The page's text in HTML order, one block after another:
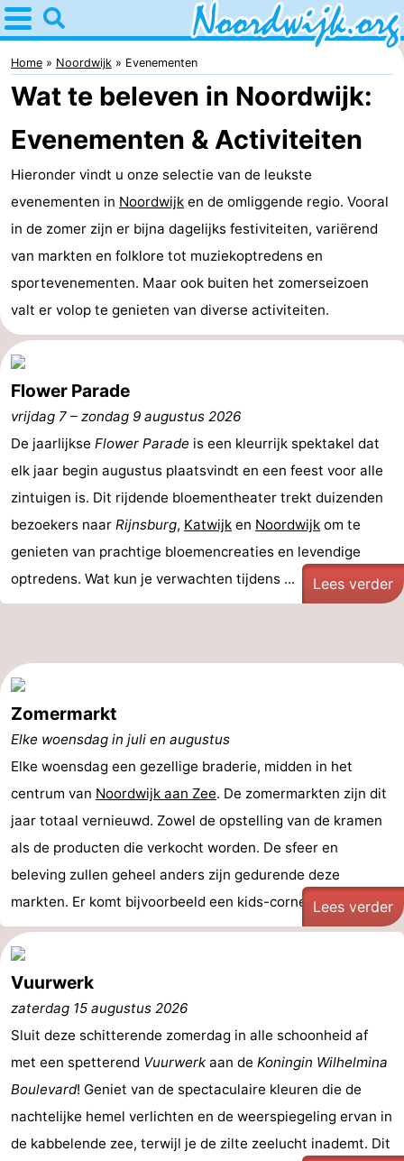
Home
Noordwijk
Tips
Voor
kinderen
Overnachten
Appartementen
Bed
(&
breakfasts)
Campings
Hotels
Vakantiehuizen
-
De
Gouden
Spar
-
De
Noordduinen
-
Duinresort
Dunimar
-
Noordwijkse
-
du
Soleil
minutes
Strand
Zien
doen
Bezienswaardigheden
-
Musea
-
Monumenten
-
Uitkijkpunten
Attracties
-
Rondvaarten
-
Speeltuinen
-
Binnenspeeltuinen
Experiences
Wellness
Home Noordwijk Evenementen
Wat te beleven in Noordwijk:
Evenementen & Activiteiten
Hieronder vindt u onze selectie van de leukste
evenementen in Noordwijk en de omliggende regio. Vooral
in de zomer zijn er bijna dagelijks festiviteiten, variërend
van markten en folklore tot muziekoptredens en
sportevenementen. Maar ook buiten het zomerseizoen
valt er volop te genieten van diverse activiteiten.
Flower Parade
vrijdag 7 – zondag 9 augustus 2026
De jaarlijkse Flower Parade is een kleurrijk spektakel dat
elk jaar begin augustus plaatsvindt en een feest voor alle
zintuigen is. Dit rijdende bloementheater trekt duizenden
bezoekers naar Rijnsburg, Katwijk en Noordwijk om te
genieten van prachtige bloemencreaties en levendige
optredens. Wat kun je verwachten tijdens ...
Lees verder
Zomermarkt
Elke woensdag in juli en augustus
Elke woensdag een gezellige braderie, midden in het
centrum van Noordwijk aan Zee. De zomermarkten zijn dit
jaar totaal vernieuwd. Zowel de opstelling van de kramen
als de producten die verkocht worden. De sfeer en
beleving zullen geheel anders zijn gedurende deze
markten. Er komt bijvoorbeeld een kids-corner waar de ...
Lees verder
Vuurwerk
zaterdag 15 augustus 2026
Sluit deze schitterende zomerdag in alle schoonheid af
met een spetterend Vuurwerk aan de Koningin Wilhelmina
Boulevard! Geniet van de spectaculaire kleuren die de
nachtelijke hemel verlichten en de weerspiegeling ervan in
de kabbelende zee, terwijl je de zilte zeelucht inademt. Dit